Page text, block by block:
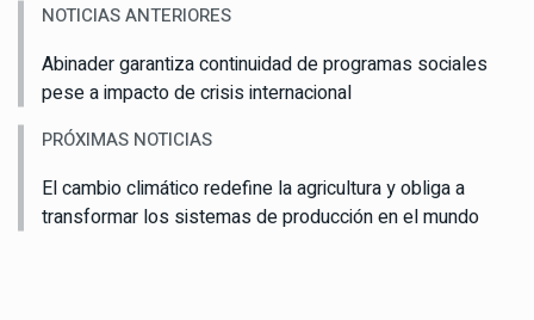
NOTICIAS ANTERIORES
Abinader garantiza continuidad de programas sociales
pese a impacto de crisis internacional
PRÓXIMAS NOTICIAS
El cambio climático redefine la agricultura y obliga a
transformar los sistemas de producción en el mundo